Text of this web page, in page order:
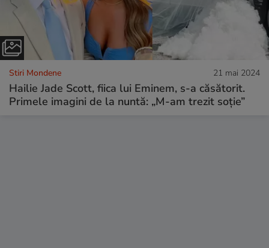
Stiri Mondene 21 mai 2024
Hailie Jade Scott, fiica lui Eminem, s-a căsătorit.
Primele imagini de la nuntă: „M-am trezit soție”